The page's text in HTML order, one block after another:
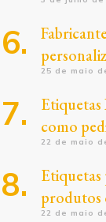
25 de maio
Etiquetas
como
22 de maio
Etiquetas
produtos
22 de maio